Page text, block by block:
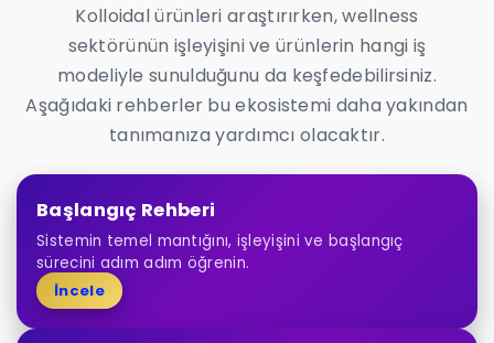
Kolloidal ürünleri araştırırken, wellness
sektörünün işleyişini ve ürünlerin hangi iş
modeliyle sunulduğunu da keşfedebilirsiniz.
Aşağıdaki rehberler bu ekosistemi daha yakından
tanımanıza yardımcı olacaktır.
Başlangıç Rehberi
Sistemin temel mantığını, işleyişini ve başlangıç
sürecini adım adım öğrenin.
İncele